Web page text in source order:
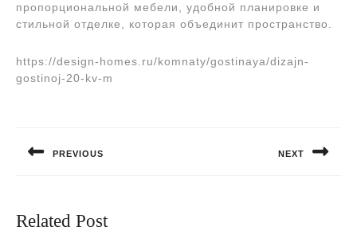
пропорциональной мебели, удобной планировке и
стильной отделке, которая объединит пространство.
https://design-homes.ru/komnaty/gostinaya/dizajn-
gostinoj-20-kv-m
записям
PREVIOUS NEXT
Related Post